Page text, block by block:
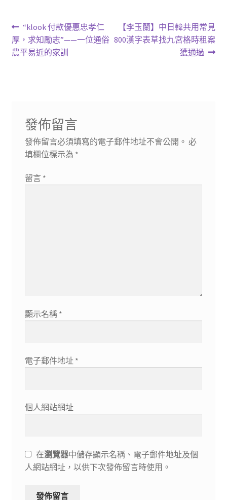
文
章
上
一
篇
“klook 付款優惠忠孝仁
厚，求知勵志”——一位通俗
農平易近的家訓
下
一
【李玉蘭】中日韓共用常見
800漢字表草找九宮格時租案
獲通過
發佈留言
發佈留言必須填寫的電子郵件地址不會公開。 必
填欄位標示為 *
留言 *
顯示名稱 *
電子郵件地址 *
個人網站網址
在瀏覽器中儲存顯示名稱、電子郵件地址及個
人網站網址，以供下次發佈留言時使用。